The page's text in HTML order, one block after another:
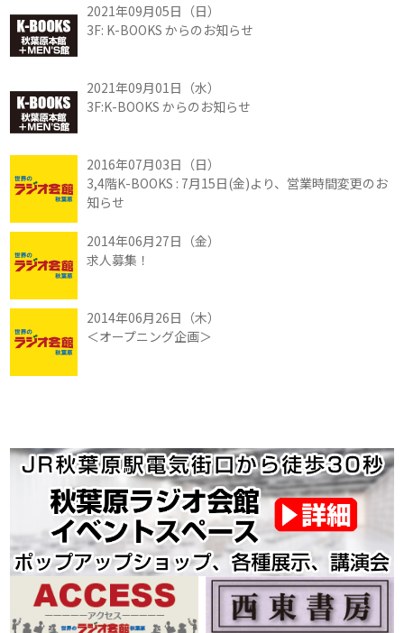
2021年09月05日（日）
3F: K-BOOKS からのお知らせ
2021年09月01日（水）
3F:K-BOOKS からのお知らせ
2016年07月03日（日）
3,4階K-BOOKS : 7月15日(金)より、営業時間変更のお
知らせ
2014年06月27日（金）
求人募集！
2014年06月26日（木）
＜オープニング企画＞